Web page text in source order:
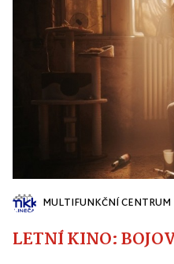
MULTIFUNKČNÍ
LETNÍ KINO: